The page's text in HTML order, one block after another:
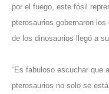
por el fuego, este fósil
pterosaurios gobernaron
de los dinosaurios llegó a
“Es fabuloso escuchar que
pterosaurios no solo se